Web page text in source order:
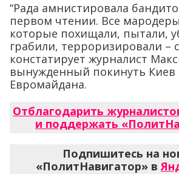
“Рада амнистировала
первом чтении. Все
которые похищали, пытали,
грабили, терроризировали –
констатирует журналист
вынужденный покинуть Киев
Евромайдана.
Отблагодарить
и поддержать
Подпишитесь на
«ПолитНавигатор» в